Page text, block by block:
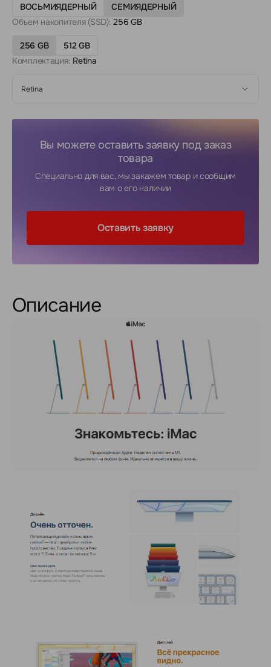
ВОСЬМИЯДЕРНЫЙ
СЕМИЯДЕРНЫЙ
Объем накопителя (SSD): 256 GB
256 GB
512 GB
Комплектация: Retina
Retina
Вы можете оставить заявку под заказ
товара
Специально для вас, мы закажем товар и сообщим
вам о его наличии
Оставить заявку
Описание